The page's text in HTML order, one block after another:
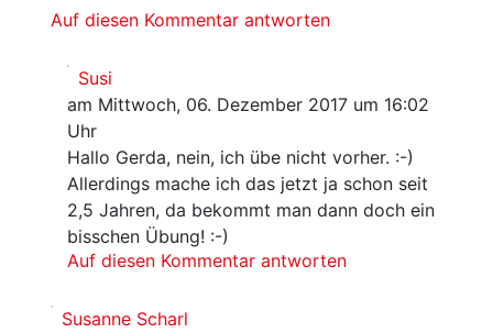
Auf diesen Kommentar antworten
Susi
am Mittwoch, 06. Dezember 2017 um 16:02
Uhr
Hallo Gerda, nein, ich übe nicht vorher. :-)
Allerdings mache ich das jetzt ja schon seit
2,5 Jahren, da bekommt man dann doch ein
bisschen Übung! :-)
Auf diesen Kommentar antworten
Susanne Scharl